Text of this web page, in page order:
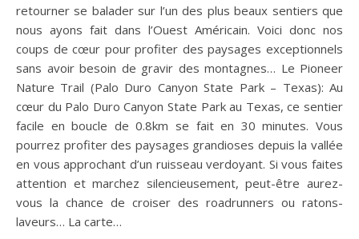
retourner se balader sur l’un des plus beaux sentiers que
nous ayons fait dans l’Ouest Américain. Voici donc nos
coups de cœur pour profiter des paysages exceptionnels
sans avoir besoin de gravir des montagnes… Le Pioneer
Nature Trail (Palo Duro Canyon State Park – Texas): Au
cœur du Palo Duro Canyon State Park au Texas, ce sentier
facile en boucle de 0.8km se fait en 30 minutes. Vous
pourrez profiter des paysages grandioses depuis la vallée
en vous approchant d’un ruisseau verdoyant. Si vous faites
attention et marchez silencieusement, peut-être aurez-
vous la chance de croiser des roadrunners ou ratons-
laveurs… La carte…